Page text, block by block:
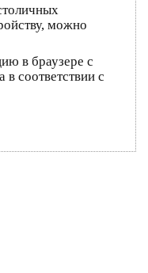
можно
в браузере с
соответствии с